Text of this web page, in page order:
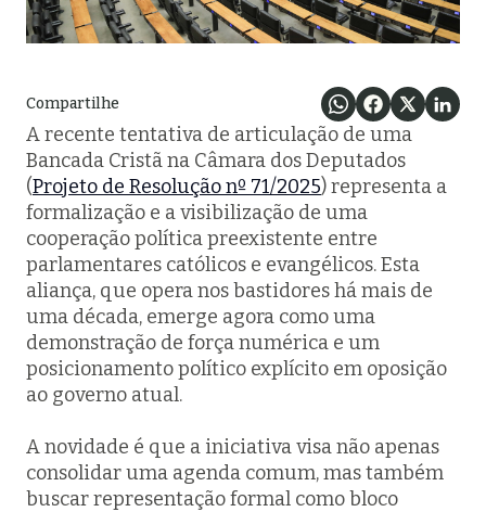
Compartilhe
A recente tentativa de articulação de uma
Bancada Cristã na Câmara dos Deputados
(Projeto de Resolução nº 71/2025) representa a
formalização e a visibilização de uma
cooperação política preexistente entre
parlamentares católicos e evangélicos. Esta
aliança, que opera nos bastidores há mais de
uma década, emerge agora como uma
demonstração de força numérica e um
posicionamento político explícito em oposição
ao governo atual.
A novidade é que a iniciativa visa não apenas
consolidar uma agenda comum, mas também
buscar representação formal como bloco